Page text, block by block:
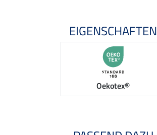
EIGENSCHAFTEN
Oekotex®